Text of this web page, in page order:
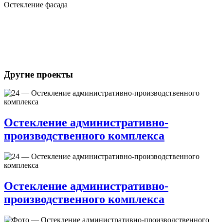
Остекление фасада
Другие проекты
Остекление административно-
производственного комплекса
Остекление административно-
производственного комплекса